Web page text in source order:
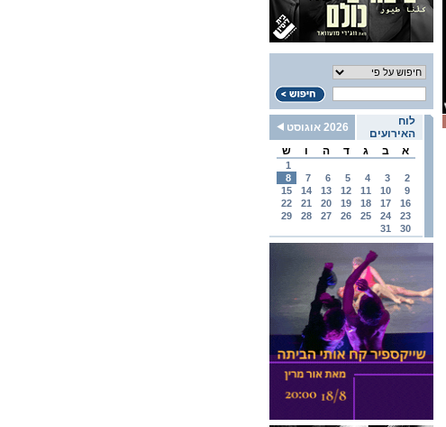
לוח
האירועים
2026 אוגוסט
א
ב ג ד ה ו ש
1
2
3
4
5
6
7
8
9
10
11
12
13
14
15
16
17
18
19
20
21
22
23
24
25
26
27
28
29
30
31